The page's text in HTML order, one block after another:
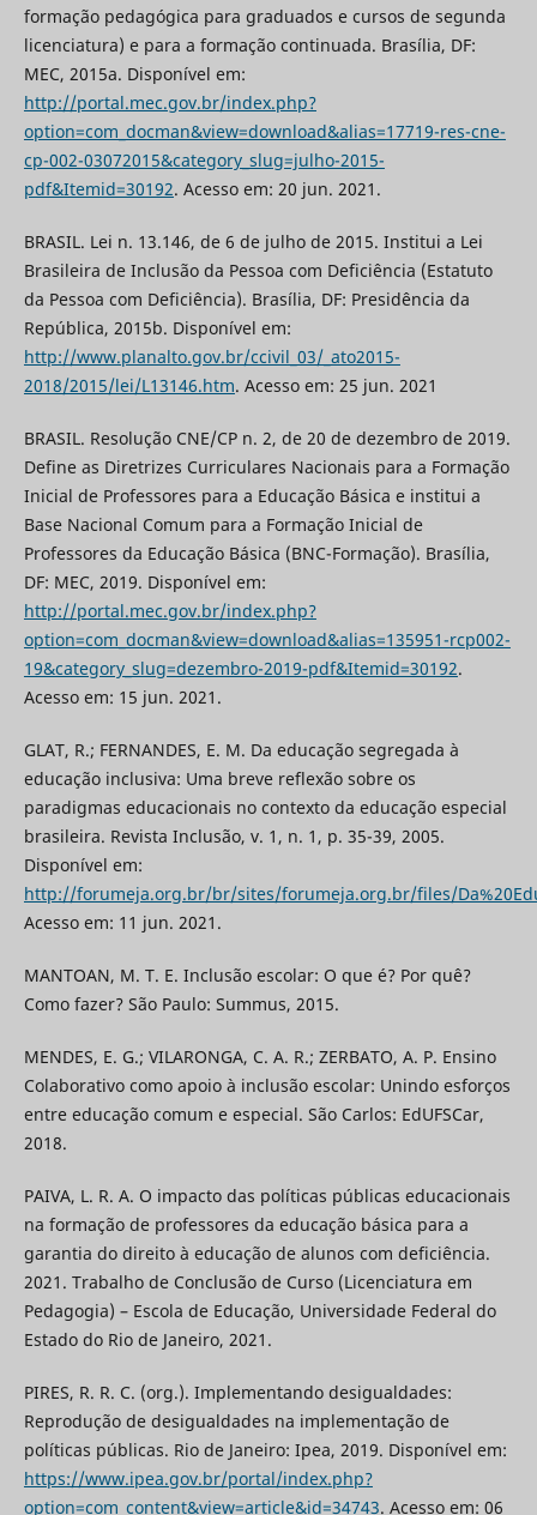
formação pedagógica para graduados e cursos de segunda
licenciatura) e para a formação continuada. Brasília, DF:
MEC, 2015a. Disponível em:
http://portal.mec.gov.br/index.php?
option=com_docman&view=download&alias=17719-res-cne-
cp-002-03072015&category_slug=julho-2015-
pdf&Itemid=30192. Acesso em: 20 jun. 2021.
BRASIL. Lei n. 13.146, de 6 de julho de 2015. Institui a Lei
Brasileira de Inclusão da Pessoa com Deficiência (Estatuto
da Pessoa com Deficiência). Brasília, DF: Presidência da
República, 2015b. Disponível em:
http://www.planalto.gov.br/ccivil_03/_ato2015-
2018/2015/lei/L13146.htm. Acesso em: 25 jun. 2021
BRASIL. Resolução CNE/CP n. 2, de 20 de dezembro de 2019.
Define as Diretrizes Curriculares Nacionais para a Formação
Inicial de Professores para a Educação Básica e institui a
Base Nacional Comum para a Formação Inicial de
Professores da Educação Básica (BNC-Formação). Brasília,
DF: MEC, 2019. Disponível em:
http://portal.mec.gov.br/index.php?
option=com_docman&view=download&alias=135951-rcp002-
19&category_slug=dezembro-2019-pdf&Itemid=30192.
Acesso em: 15 jun. 2021.
GLAT, R.; FERNANDES, E. M. Da educação segregada à
educação inclusiva: Uma breve reflexão sobre os
paradigmas educacionais no contexto da educação especial
brasileira. Revista Inclusão, v. 1, n. 1, p. 35-39, 2005.
Disponível em:
http://forumeja.org.br/br/sites/forumeja.org.br/files/
Acesso em: 11 jun. 2021.
MANTOAN, M. T. E. Inclusão escolar: O que é? Por quê?
Como fazer? São Paulo: Summus, 2015.
MENDES, E. G.; VILARONGA, C. A. R.; ZERBATO, A. P. Ensino
Colaborativo como apoio à inclusão escolar: Unindo esforços
entre educação comum e especial. São Carlos: EdUFSCar,
2018.
PAIVA, L. R. A. O impacto das políticas públicas educacionais
na formação de professores da educação básica para a
garantia do direito à educação de alunos com deficiência.
2021. Trabalho de Conclusão de Curso (Licenciatura em
Pedagogia) – Escola de Educação, Universidade Federal do
Estado do Rio de Janeiro, 2021.
PIRES, R. R. C. (org.). Implementando desigualdades:
Reprodução de desigualdades na implementação de
políticas públicas. Rio de Janeiro: Ipea, 2019. Disponível em:
https://www.ipea.gov.br/portal/index.php?
option=com_content&view=article&id=34743. Acesso em: 06